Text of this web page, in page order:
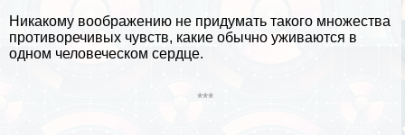
Никакому воображению не придумать такого множества
противоречивых чувств, какие обычно уживаются в
одном человеческом сердце.
***